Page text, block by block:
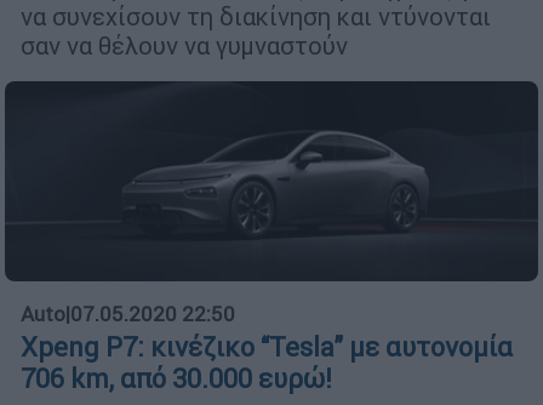
να συνεχίσουν τη διακίνηση και ντύνονται
σαν να θέλουν να γυμναστούν
Auto|07.05.2020 22:50
Xpeng P7: κινέζικο “Tesla” με αυτονομία
706 km, από 30.000 ευρώ!